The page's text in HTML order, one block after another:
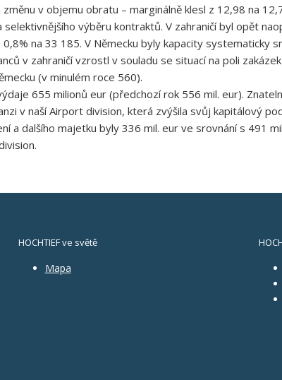
v objemu obratu – marginálně klesl z 12,98 na
výběru kontraktů. V zahraničí byl opět
na 33 185. V Německu byly kapacity systematicky
v zahraničí vzrostl v souladu se situací na poli
(v minulém roce 560).
655 milionů eur (předchozí rok 556 mil. eur).
v naší Airport division, která zvýšila svůj kapitálový
a dalšího majetku byly 336 mil. eur ve srovnání s 491
HOCHTIEF ve světě
Mapa